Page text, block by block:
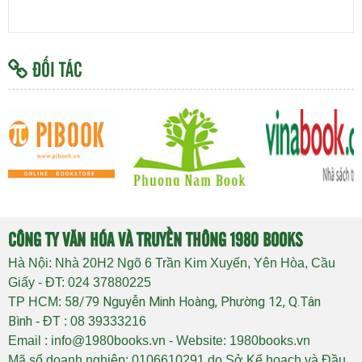
ĐỐI TÁC
CÔNG TY VĂN HÓA VÀ TRUYỀN THÔNG 1980 BOOKS
Hà Nội: Nhà 20H2 Ngõ 6 Trần Kim Xuyến, Yên Hòa, Cầu
Giấy - ĐT: 024 37880225
TP HCM: 58/79 Nguyễn Minh Hoàng, Phường 12, Q.Tân
Bình - ĐT : 08 39333216
Email : info@1980books.vn - Website: 1980books.vn